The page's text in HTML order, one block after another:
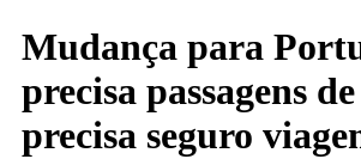
Mudança para
precisa passagens
precisa seguro